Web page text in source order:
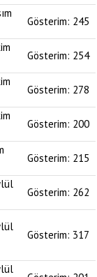
Gösterim: 245
Gösterim: 254
Gösterim: 278
Gösterim: 200
Gösterim: 215
Gösterim: 262
Gösterim: 317